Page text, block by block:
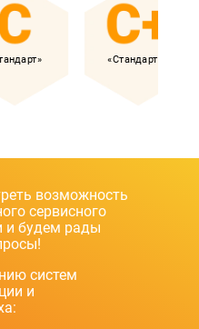
«Стандарт+»
возможность
сервисного
и будем рады
систем
и